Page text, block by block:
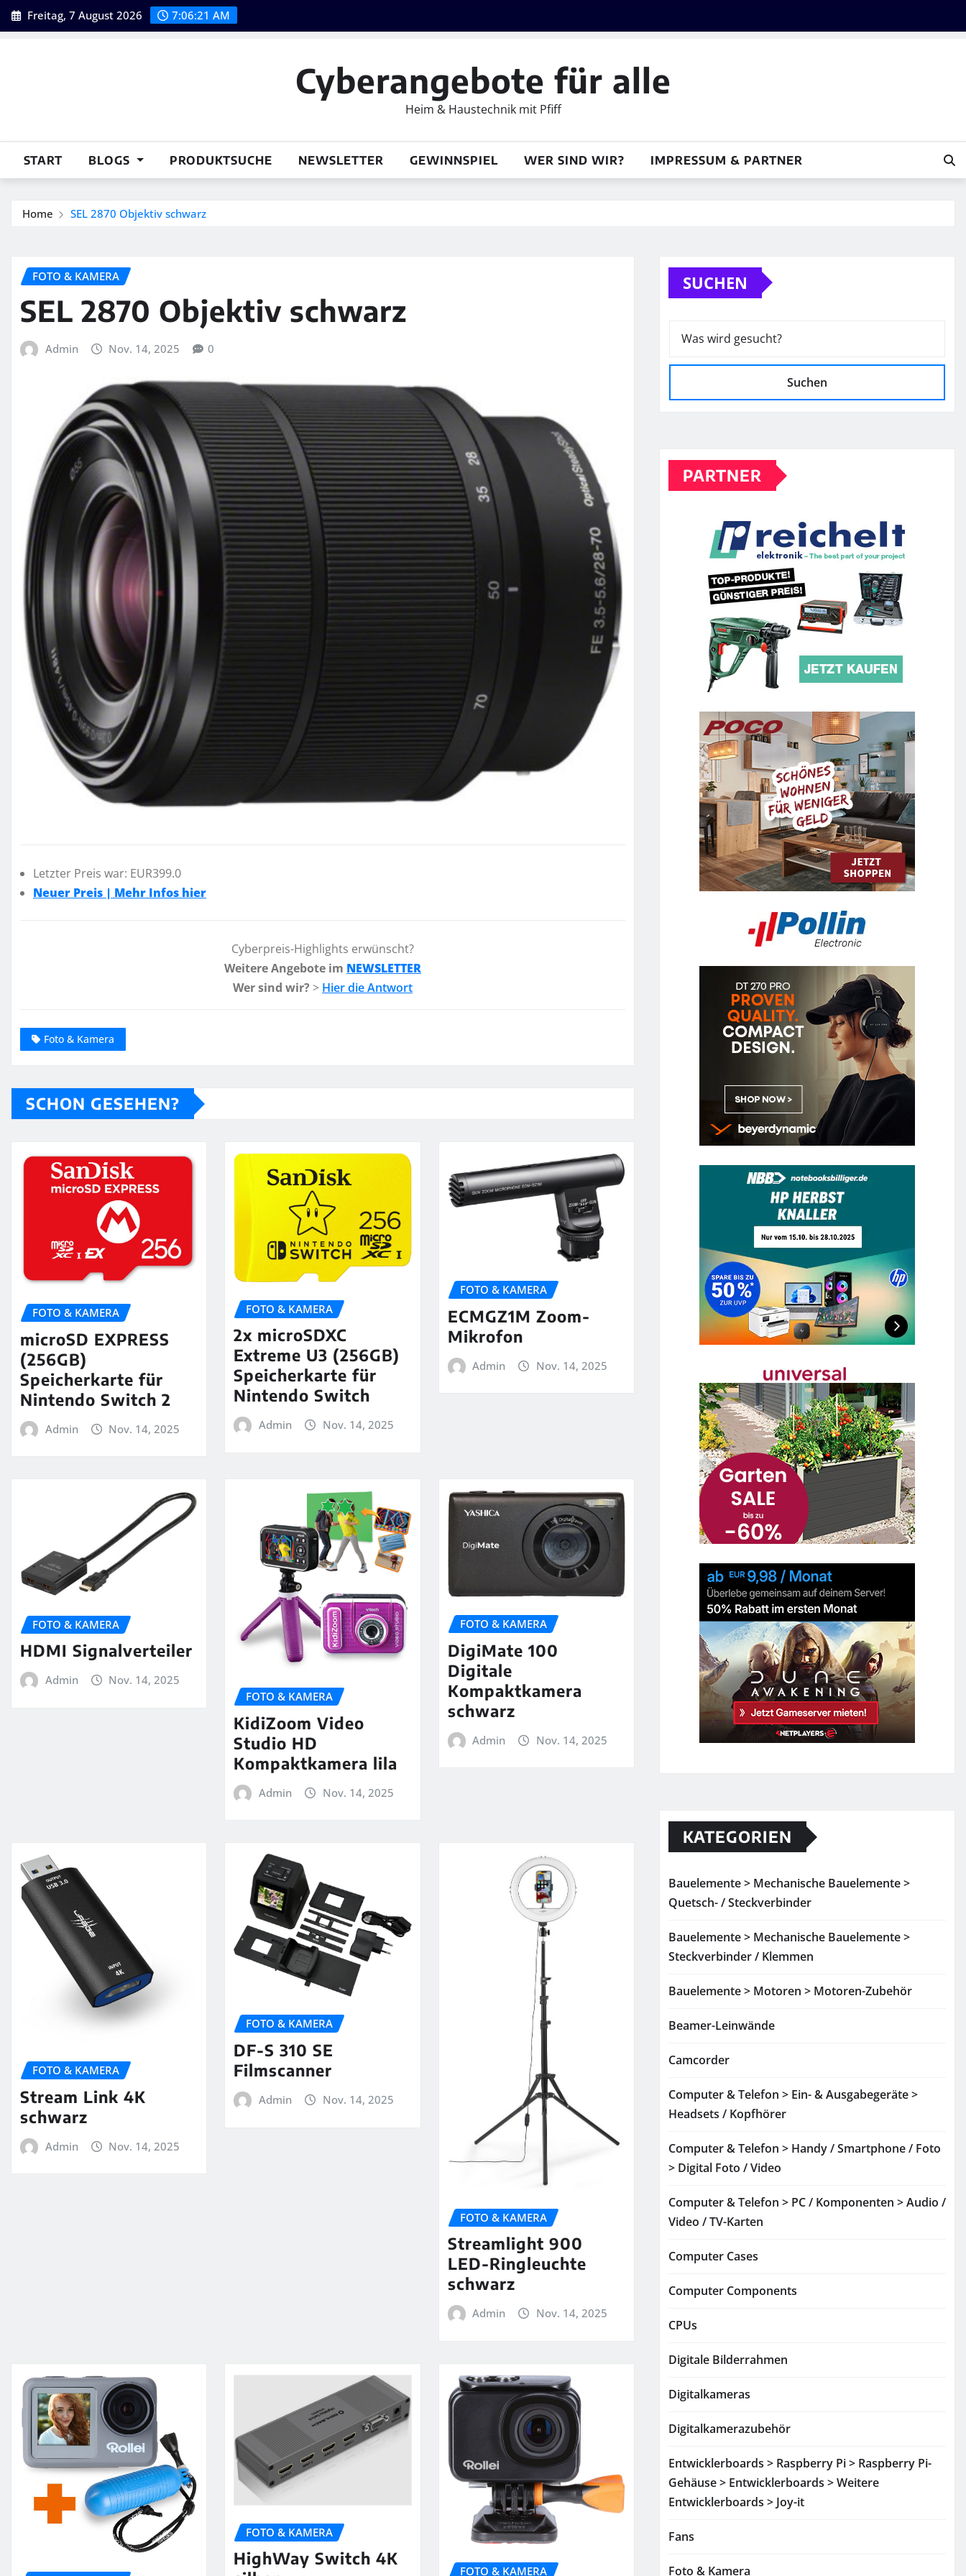
Skip
to
Freitag, 7 August 2026 7:06:22 AM
Cyberangebote für alle
Heim & Haustechnik mit Pfiff
START BLOGS PRODUKTSUCHE NEWSLETTER GEWINNSPIEL WER SIND WIR? IMPRESSUM & PARTNER
Home SEL 2870 Objektiv schwarz
FOTO & KAMERA
SEL 2870 Objektiv schwarz
Admin Nov. 14, 2025 0
Letzter Preis war: EUR399.0
Neuer Preis | Mehr Infos hier
Cyberpreis-Highlights erwünscht?
Weitere Angebote im NEWSLETTER
Wer sind wir? > Hier die Antwort
Foto & Kamera
SCHON GESEHEN?
FOTO & KAMERA
microSD EXPRESS
(256GB)
Speicherkarte für
Nintendo Switch 2
Admin Nov. 14, 2025
FOTO & KAMERA
2x microSDXC
Extreme U3 (256GB)
Speicherkarte für
Nintendo Switch
Admin Nov. 14, 2025
FOTO & KAMERA
ECMGZ1M Zoom-
Mikrofon
Admin Nov. 14, 2025
FOTO & KAMERA
HDMI Signalverteiler
Admin
Nov. 14, 2025
FOTO & KAMERA
KidiZoom Video
Studio HD
Kompaktkamera lila
Admin Nov. 14, 2025
FOTO & KAMERA
DigiMate 100
Digitale
Kompaktkamera
schwarz
Admin Nov. 14, 2025
FOTO & KAMERA
Stream Link 4K
schwarz
Admin Nov. 14, 2025
FOTO & KAMERA
DF-S 310 SE
Filmscanner
Admin Nov. 14, 2025
FOTO & KAMERA
Streamlight 900
LED-Ringleuchte
schwarz
Admin Nov. 14, 2025
FOTO & KAMERA
HighWay Switch 4K
FOTO & KAMERA
SUCHEN
Suchen
PARTNER
KATEGORIEN
Bauelemente > Mechanische Bauelemente >
Quetsch- / Steckverbinder
Bauelemente > Mechanische Bauelemente >
Steckverbinder / Klemmen
Bauelemente > Motoren > Motoren-Zubehör
Beamer-Leinwände
Camcorder
Computer & Telefon > Ein- & Ausgabegeräte >
Headsets / Kopfhörer
Computer & Telefon > Handy / Smartphone / Foto
> Digital Foto / Video
Computer & Telefon > PC / Komponenten > Audio /
Video / TV-Karten
Computer Cases
Computer Components
CPUs
Digitale Bilderrahmen
Digitalkameras
Digitalkamerazubehör
Entwicklerboards > Raspberry Pi > Raspberry Pi-
Gehäuse > Entwicklerboards > Weitere
Entwicklerboards > Joy-it
Fans
Foto & Kamera